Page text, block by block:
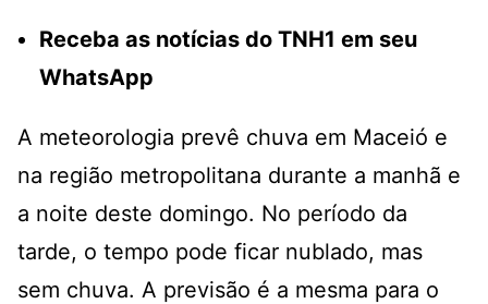
Receba as notícias do TNH1 em seu
WhatsApp
A meteorologia prevê chuva em Maceió e
na região metropolitana durante a manhã e
a noite deste domingo. No período da
tarde, o tempo pode ficar nublado, mas
sem chuva. A previsão é a mesma para o